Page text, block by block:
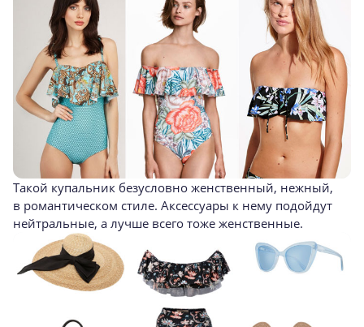
Такой купальник безусловно женственный, нежный,
в романтическом стиле. Аксессуары к нему подойдут
нейтральные, а лучше всего тоже женственные.